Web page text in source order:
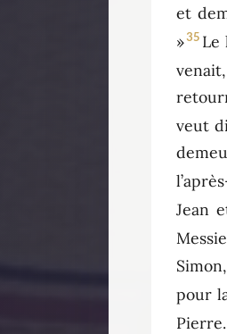
et
»35 Le
veut
Jean
pour
Pierre.